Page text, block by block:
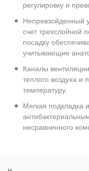
регулировку и
Непревзойденный
счет трехслойной
посадку
учитывающие
Каналы
теплого воздуха и
температуру.
Мягкая подкладка
несравненного